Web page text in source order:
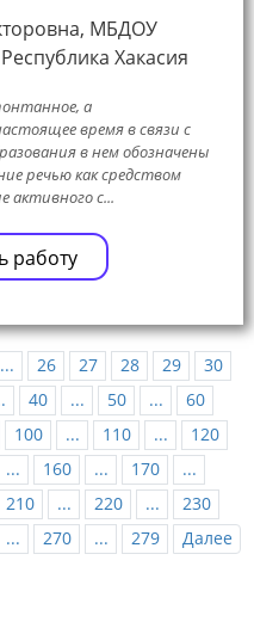
МБДОУ
Хакасия
а
время в связи с
в нем обозначены
речью как средством
активного с...
работу
... 26 27 28 29
30
40 ... 50 ...
60
100 ... 110 ...
120
... 160 ... 170
...
210 ... 220 ...
230
... 270 ... 279 Далее